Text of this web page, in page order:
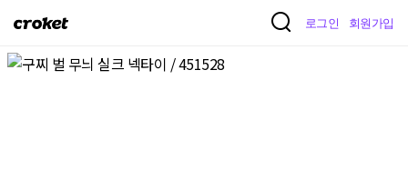
크
켓
로그인 회원가입